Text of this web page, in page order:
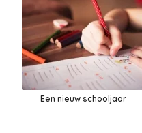
Een nieuw schooljaar